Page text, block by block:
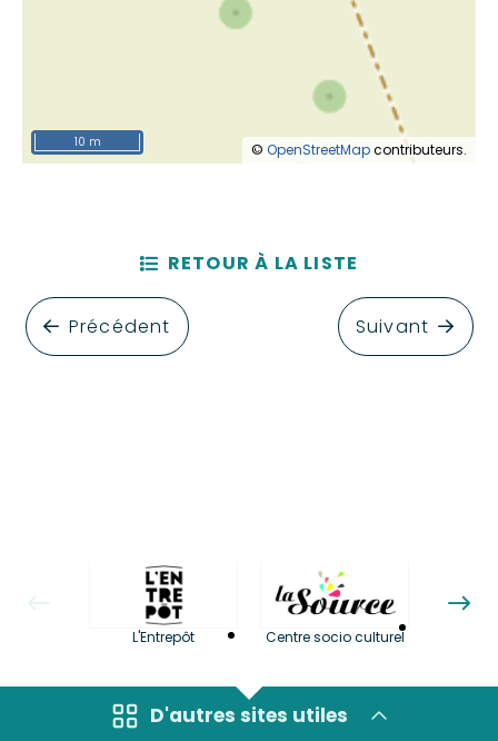
© OpenStreetMapcontributeurs.
10 m
Précédent
RETOUR À LA LISTE
Suivant
L'Entrepôt Centre socio culturel
D'autres sites utiles